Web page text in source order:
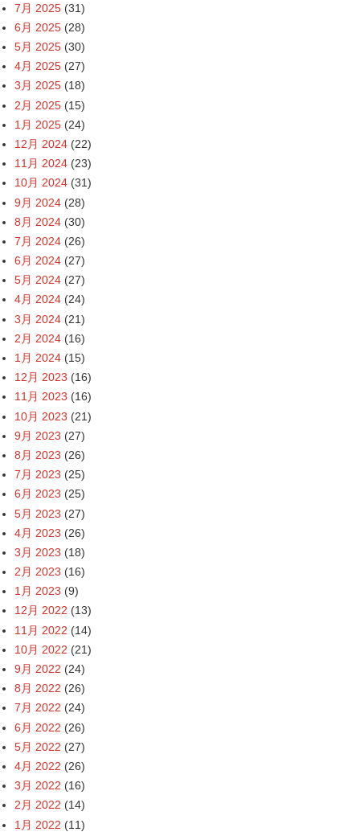
7月 2025 (31)
6月 2025 (28)
5月 2025 (30)
4月 2025 (27)
3月 2025 (18)
2月 2025 (15)
1月 2025 (24)
12月 2024 (22)
11月 2024 (23)
10月 2024 (31)
9月 2024 (28)
8月 2024 (30)
7月 2024 (26)
6月 2024 (27)
5月 2024 (27)
4月 2024 (24)
3月 2024 (21)
2月 2024 (16)
1月 2024 (15)
12月 2023 (16)
11月 2023 (16)
10月 2023 (21)
9月 2023 (27)
8月 2023 (26)
7月 2023 (25)
6月 2023 (25)
5月 2023 (27)
4月 2023 (26)
3月 2023 (18)
2月 2023 (16)
1月 2023 (9)
12月 2022 (13)
11月 2022 (14)
10月 2022 (21)
9月 2022 (24)
8月 2022 (26)
7月 2022 (24)
6月 2022 (26)
5月 2022 (27)
4月 2022 (26)
3月 2022 (16)
2月 2022 (14)
1月 2022 (11)